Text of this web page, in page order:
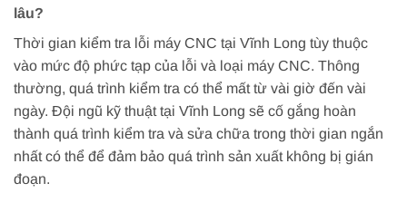
lâu?
Thời gian kiểm tra lỗi máy CNC tại Vĩnh Long tùy thuộc
vào mức độ phức tạp của lỗi và loại máy CNC. Thông
thường, quá trình kiểm tra có thể mất từ vài giờ đến vài
ngày. Đội ngũ kỹ thuật tại Vĩnh Long sẽ cố gắng hoàn
thành quá trình kiểm tra và sửa chữa trong thời gian ngắn
nhất có thể để đảm bảo quá trình sản xuất không bị gián
đoạn.